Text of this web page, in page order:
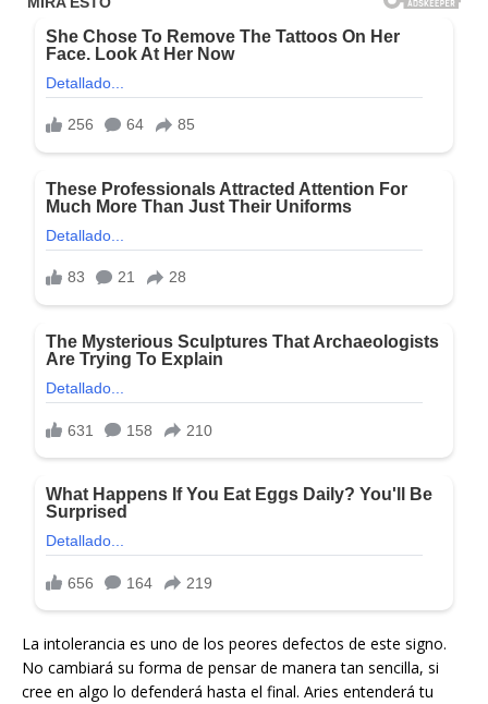
La intolerancia es uno de los peores defectos de este signo.
No cambiará su forma de pensar de manera tan sencilla, si
cree en algo lo defenderá hasta el final. Aries entenderá tu